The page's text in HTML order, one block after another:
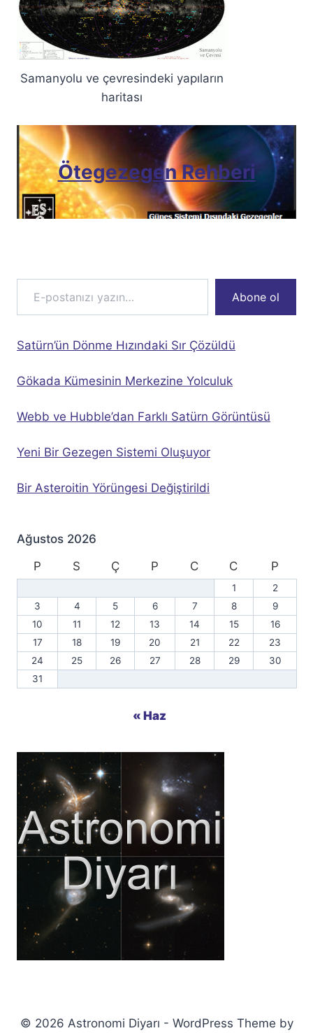
Samanyolu ve çevresindeki yapıların
haritası
Ötegezegen Rehberi
E-postanızı yazın…
Abone ol
Satürn’ün Dönme Hızındaki Sır Çözüldü
Gökada Kümesinin Merkezine Yolculuk
Webb ve Hubble’dan Farklı Satürn Görüntüsü
Yeni Bir Gezegen Sistemi Oluşuyor
Bir Asteroitin Yörüngesi Değiştirildi
Ağustos 2026
P
S Ç P C C P
1
2
3
4 5 6 7 8
9
10
11 12 13 14 15
16
17
18 19 20 21 22
23
24
25 26 27 28 29
30
31
« Haz
© 2026 Astronomi Diyarı - WordPress Theme by